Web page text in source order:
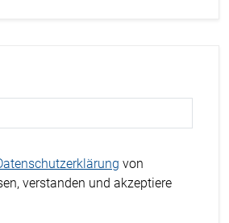
von
verstanden und akzeptiere